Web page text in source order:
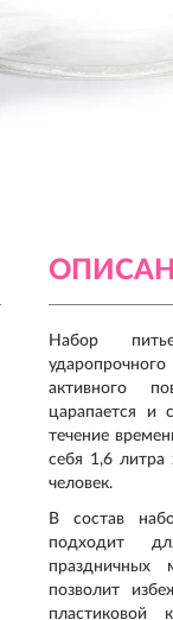
Набор
активного
царапается и
течение
себя 1,6
человек.
В состав
подходит
праздничных
позволит
пластиковой